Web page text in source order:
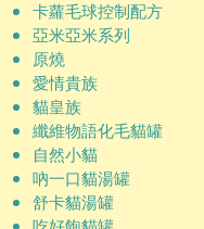
卡蘿毛球控制配方
亞米亞米系列
原燒
愛情貴族
貓皇族
纖維物語化毛貓罐
自然小貓
吶一口貓湯罐
舒卡貓湯罐